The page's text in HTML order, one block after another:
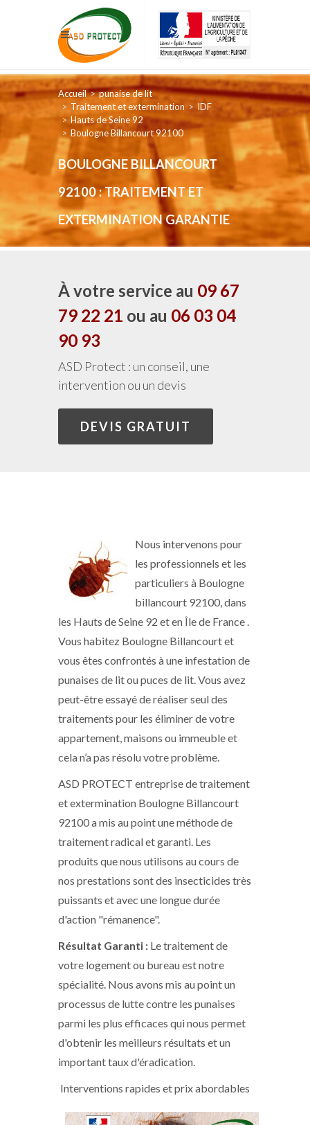
Accueil
punaise de lit
Traitement et extermination
IDF
Hauts de Seine 92
Boulogne Billancourt 92100
BOULOGNE BILLANCOURT
92100 : TRAITEMENT ET
EXTERMINATION GARANTIE
À votre service au 09 67
79 22 21 ou au 06 03 04
90 93
ASD Protect : un conseil, une
intervention ou un devis
DEVIS GRATUIT
Nous intervenons pour
les professionnels et les
particuliers à Boulogne
billancourt 92100, dans
les Hauts de Seine 92 et en Île de France .
Vous habitez Boulogne Billancourt et
vous êtes confrontés à une infestation de
punaises de lit ou puces de lit. Vous avez
peut-être essayé de réaliser seul des
traitements pour les éliminer de votre
appartement, maisons ou immeuble et
cela n’a pas résolu votre problème.
ASD PROTECT entreprise de traitement
et extermination Boulogne Billancourt
92100 a mis au point une méthode de
traitement radical et garanti. Les
produits que nous utilisons au cours de
nos prestations sont des insecticides très
puissants et avec une longue durée
d'action "rémanence".
Résultat Garanti : Le traitement de
votre logement ou bureau est notre
spécialité. Nous avons mis au point un
processus de lutte contre les punaises
parmi les plus efficaces qui nous permet
d'obtenir les meilleurs résultats et un
important taux d'éradication.
Interventions rapides et prix abordables